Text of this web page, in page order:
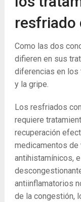
resfriado
Como las dos
difieren en sus
diferencias en los
y la gripe.
Los resfriados
requiere
recuperación
medicamentos
antihistamínicos,
antiinflamatorios
de la congestión,